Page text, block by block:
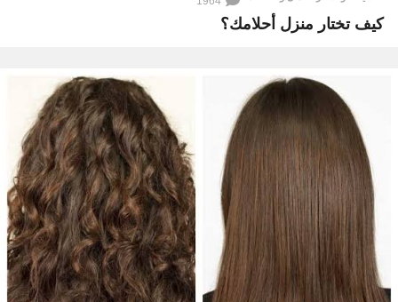
كيف تختار منزل أحلامك؟